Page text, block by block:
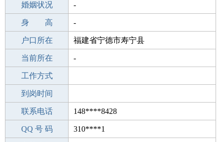
出生年月 2000-01-23
婚姻状况 -
学 历 初中
身 高 -
毕业学校 安丘贾戈镇中心中学
户口所在 福建省宁德市寿宁县
所学专业 -
当前所在 -
工作经验
工作方式
驾 照
到岗时间
期望月薪
联系电话 148****8428
手机号码 148****8428
QQ 号 码 310****1